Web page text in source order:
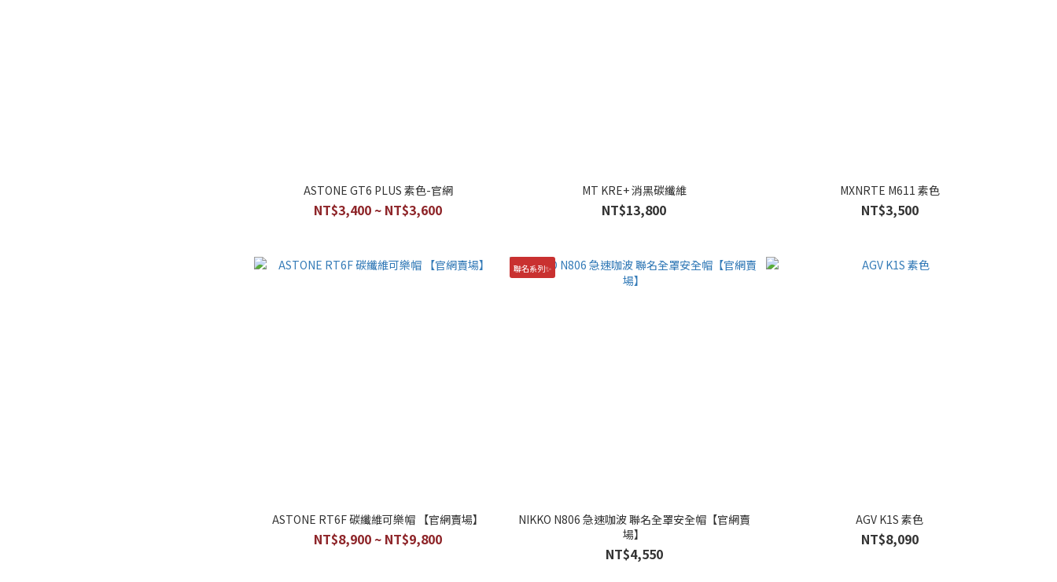
ASTONE GT6 PLUS 素色-官網
NT$3,400 ~ NT$3,600
MT KRE+ 消黑碳纖維
NT$13,800
MXNRTE M611 素色
NT$3,500
ASTONE RT6F 碳纖維可樂帽 【官網賣場】
NT$8,900 ~ NT$9,800
聯名系列✨
NIKKO N806 急速咖波 聯名全罩安全帽【官網賣
場】
NT$4,550
AGV K1S 素色
NT$8,090